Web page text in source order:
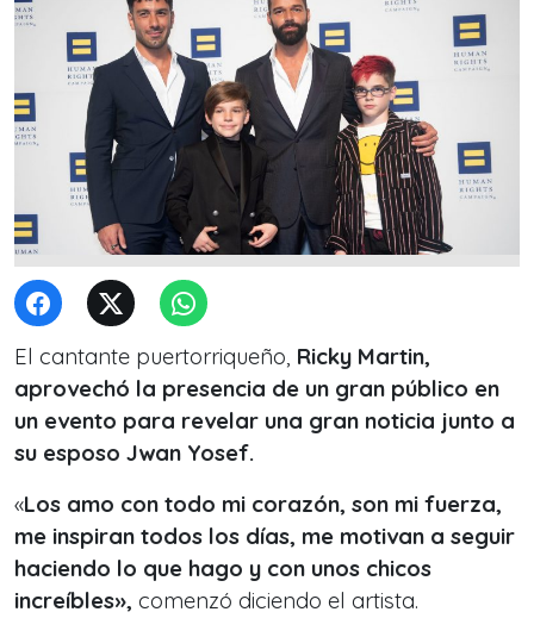
El cantante puertorriqueño, Ricky Martin,
aprovechó la presencia de un gran público en
un evento para revelar una gran noticia junto a
su esposo Jwan Yosef.
«Los amo con todo mi corazón, son mi fuerza,
me inspiran todos los días, me motivan a seguir
haciendo lo que hago y con unos chicos
increíbles», comenzó diciendo el artista.